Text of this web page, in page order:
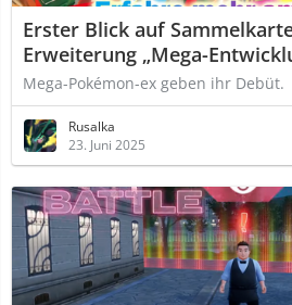
Erster Blick auf
Erweiterung „Mega-
Mega-Pokémon-ex geben ihr Debüt.
Rusalka
23. Juni 2025